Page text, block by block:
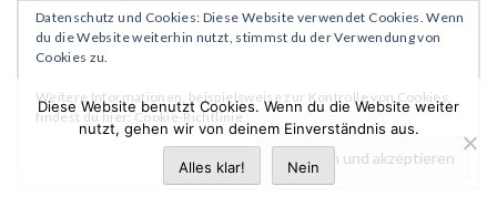
Die Chroniken des Königreichs
Games
The Night Eaters
Briar
Datenschutz und Cookies: Diese Website verwendet Cookies. Wenn
du die Website weiterhin nutzt, stimmst du der Verwendung von
Cookies zu.
Weitere Informationen, beispielsweise zur Kontrolle von Cookies,
findest du hier:Cookie-Richtlinie
Diese Website benutzt Cookies. Wenn du die Website weiter
nutzt, gehen wir von deinem Einverständnis aus.
Alles klar! Nein